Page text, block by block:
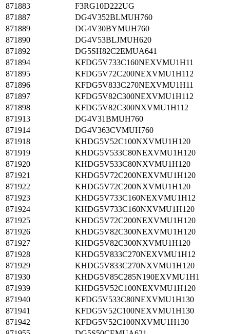
871883
F3RG10D222UG
871887
DG4V352BLMUH760
871889
DG4V30BYMUH760
871890
DG4V53BLJMUH620
871892
DG5SH82C2EMUA641
871894
KFDG5V733C160NEXVMU1H11
871895
KFDG5V72C200NEXVMU1H112
871896
KFDG5V833C270NEXVMU1H11
871897
KFDG5V82C300NEXVMU1H112
871898
KFDG5V82C300NXVMU1H112
871913
DG4V31BMUH760
871914
DG4V363CVMUH760
871918
KHDG5V52C100NXVMU1H120
871919
KHDG5V533C80NEXVMU1H120
871920
KHDG5V533C80NXVMU1H120
871921
KHDG5V72C200NEXVMU1H120
871922
KHDG5V72C200NXVMU1H120
871923
KHDG5V733C160NEXVMU1H12
871924
KHDG5V733C160NXVMU1H120
871925
KHDG5V72C200NEXVMU1H120
871926
KHDG5V82C300NEXVMU1H120
871927
KHDG5V82C300NXVMU1H120
871928
KHDG5V833C270NEXVMU1H12
871929
KHDG5V833C270NXVMU1H120
871930
KHDG5V85C285N190EXVMU1H1
871939
KHDG5V52C100NEXVMU1H120
871940
KFDG5V533C80NEXVMU1H130
871941
KFDG5V52C100NEXVMU1H130
871942
KFDG5V52C100NXVMU1H130